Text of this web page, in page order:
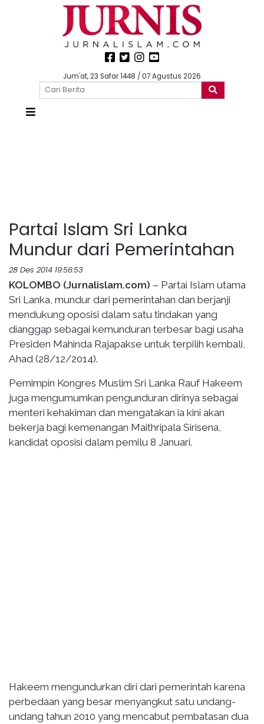
Jum'at, 23 Safar 1448 / 07 Agustus 2026
Partai Islam Sri Lanka
Mundur dari Pemerintahan
28 Des 2014 19:56:53
KOLOMBO (Jurnalislam.com) – Partai Islam utama
Sri Lanka, mundur dari pemerintahan dan berjanji
mendukung oposisi dalam satu tindakan yang
dianggap sebagai kemunduran terbesar bagi usaha
Presiden Mahinda Rajapakse untuk terpilih kembali,
Ahad (28/12/2014).
Pemimpin Kongres Muslim Sri Lanka Rauf Hakeem
juga mengumumkan pengunduran dirinya sebagai
menteri kehakiman dan mengatakan ia kini akan
bekerja bagi kemenangan Maithripala Sirisena,
kandidat oposisi dalam pemilu 8 Januari.
Hakeem mengundurkan diri dari pemerintah karena
perbedaan yang besar menyangkut satu undang-
undang tahun 2010 yang mencabut pembatasan dua